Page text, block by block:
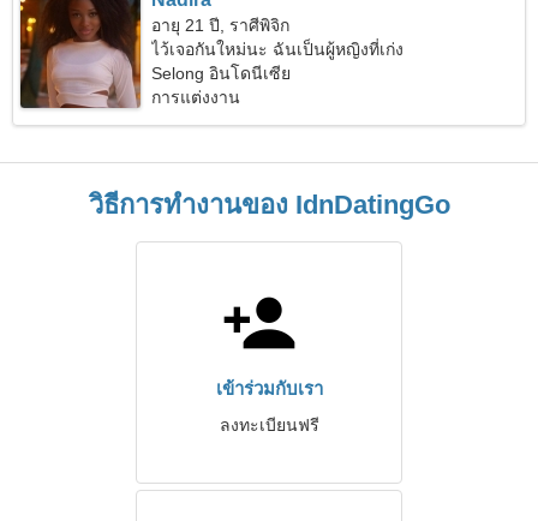
อายุ 21 ปี, ราศีพิจิก
ไว้เจอกันใหม่นะ ฉันเป็นผู้หญิงที่เก่ง
Selong อินโดนีเซีย
การแต่งงาน
วิธีการทำงานของ IdnDatingGo
เข้าร่วมกับเรา
ลงทะเบียนฟรี